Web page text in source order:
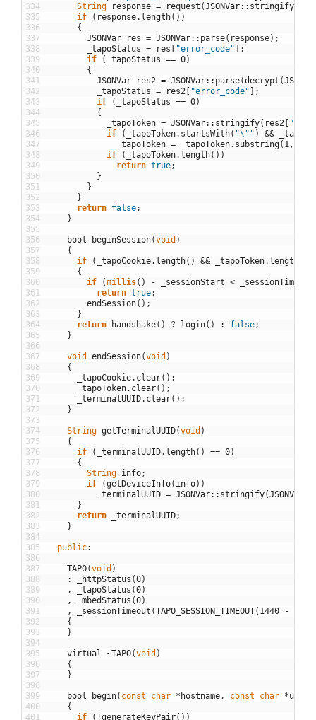
334
335
336
337
338
339
340
341
342
343
344
345
346
347
348
349
350
351
352
353
354
355
356
357
358
359
360
361
362
363
364
365
366
367
368
369
370
371
372
373
374
375
376
377
378
379
380
381
382
383
384
385
386
387
388
389
390
391
392
393
394
395
396
397
398
399
400
401
String
response = request (JSONVar:: stringify
if
( response. length( ) )
{
JSONVar
res = JSONVar:: parse( response) ;
_tapoStatus = res [ "error_code" ] ;
if
( _tapoStatus == 0)
{
JSONVar
res2 = JSONVar:: parse(decrypt (
_tapoStatus = res2 [ "error_code" ] ;
if
( _tapoStatus == 0)
{
_tapoToken = JSONVar:: stringify( res2 [
if
( _tapoToken. startsWith( "\"" ) &&
_tapoToken = _tapoToken. substring( 1 ,
if
( _tapoToken. length( ) )
return true;
}
}
}
return false;
}
bool beginSession(void )
{
if
( _tapoCookie. length( ) && _tapoToken. length
{
if
(millis( ) - _sessionStart < _sessionTimeout
return true;
endSession( ) ;
}
return
handshake( ) ? login( ) : false;
}
void endSession(void )
{
_tapoCookie. clear( ) ;
_tapoToken. clear( ) ;
_terminalUUID. clear( ) ;
}
String getTerminalUUID(void )
{
if
( _terminalUUID. length( ) == 0)
{
String info;
if
(getDeviceInfo( info) )
_terminalUUID = JSONVar:: stringify(JSONVar
}
return
_terminalUUID;
}
public:
TAPO(void )
:
_httpStatus (0)
,
_tapoStatus (0)
,
_mbedStatus (0)
,
_sessionTimeout (TAPO_SESSION_TIMEOUT( 1440 -
{
}
virtual ~TAPO(void )
{
}
bool begin( const char * hostname , const char *
{
if
( !generateKeyPair( ) )